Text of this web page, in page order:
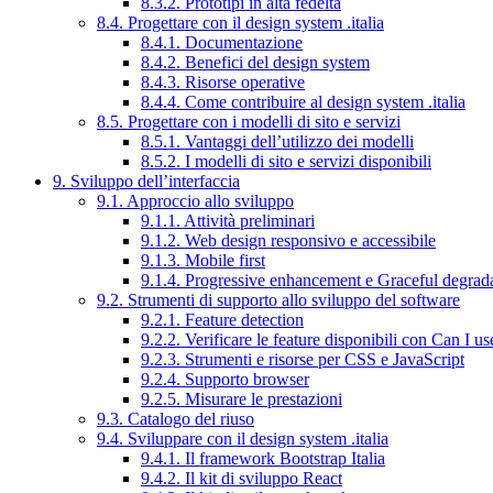
8.4. Progettare con il design system .italia
8.4.1. Documentazione
8.4.2. Benefici del design system
8.4.3. Risorse operative
8.4.4. Come contribuire al design system .italia
8.5. Progettare con i modelli di sito e servizi
8.5.1. Vantaggi dell’utilizzo dei modelli
8.5.2. I modelli di sito e servizi disponibili
9. Sviluppo dell’interfaccia
9.1. Approccio allo sviluppo
9.1.1. Attività preliminari
9.1.2. Web design responsivo e accessibile
9.1.3. Mobile first
9.1.4. Progressive enhancement e Graceful
9.2. Strumenti di supporto allo sviluppo del software
9.2.1. Feature detection
9.2.2. Verificare le feature disponibili con Can I
9.2.3. Strumenti e risorse per CSS e JavaScript
9.2.4. Supporto browser
9.2.5. Misurare le prestazioni
9.3. Catalogo del riuso
9.4. Sviluppare con il design system .italia
9.4.1. Il framework Bootstrap Italia
9.4.2. Il kit di sviluppo React